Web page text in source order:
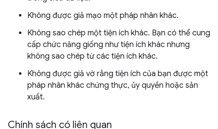
Không được giả mạo một pháp nhân khác.
Không sao chép một tiện ích khác. Bạn có thể cung
cấp chức năng giống như tiện ích khác nhưng
không sao chép từ các tiện ích khác.
Không được giả vờ rằng tiện ích của bạn được một
pháp nhân khác chứng thực, ủy quyền hoặc sản
xuất.
Chính sách có liên quan